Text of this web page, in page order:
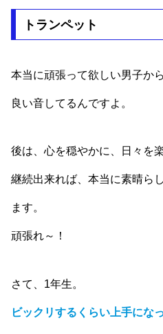
トランペット
本当に頑張って欲しい男子から
良い音してるんですよ。
後は、心を穏やかに、日々を
継続出来れば、本当に素晴ら
ます。
頑張れ～！
さて、1年生。
ビックリするくらい上手にな